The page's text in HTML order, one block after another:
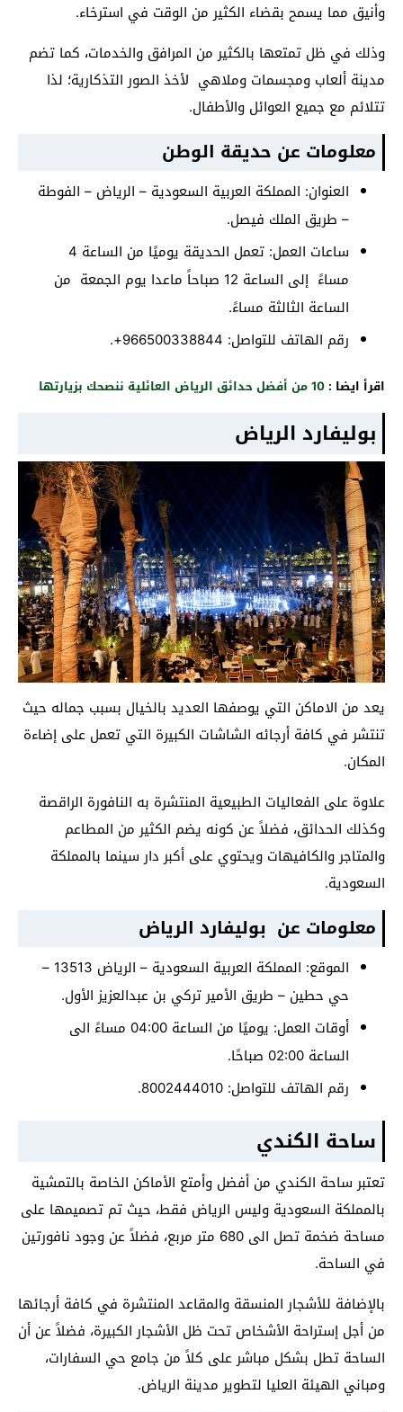
وأنيق مما يسمح بقضاء الكثير من الوقت في استرخاء.
وذلك في ظل تمتعها بالكثير من المرافق والخدمات، كما تضم
مدينة ألعاب ومجسمات وملاهي لأخذ الصور التذكارية؛ لذا
تتلائم مع جميع العوائل والأطفال.
معلومات عن حديقة الوطن
العنوان: المملكة العربية السعودية – الرياض – الفوطة
– طريق الملك فيصل.
ساعات العمل: تعمل الحديقة يوميًا من الساعة 4
مساءً إلى الساعة 12 صباحاً ماعدا يوم الجمعة من
الساعة الثالثة مساءً.
رقم الهاتف للتواصل: 966500338844+.
اقرأ ايضا :
بوليفارد الرياض
يعد من الاماكن التي يوصفها العديد بالخيال بسبب جماله حيث
تنتشر في كافة أرجائه الشاشات الكبيرة التي تعمل على إضاءة
المكان.
علاوة على الفعاليات الطبيعية المنتشرة به النافورة الراقصة
وكذلك الحدائق، فضلاً عن كونه يضم الكثير من المطاعم
والمتاجر والكافيهات ويحتوي على أكبر دار سينما بالمملكة
السعودية.
معلومات عن بوليفارد الرياض
الموقع: المملكة العربية السعودية – الرياض 13513 –
حي حطين – طريق الأمير تركي بن عبدالعزيز الأول.
أوقات العمل: يوميًا من الساعة 04:00 مساءً الى
الساعة 02:00 صباحًا.
رقم الهاتف للتواصل: 8002444010.
ساحة الكندي
تعتبر ساحة الكندي من أفضل وأمتع الأماكن الخاصة بالتمشية
بالمملكة السعودية وليس الرياض فقط، حيث تم تصميمها على
مساحة ضخمة تصل الى 680 متر مربع، فضلاً عن وجود نافورتين
في الساحة.
بالإضافة للأشجار المنسقة والمقاعد المنتشرة في كافة أرجائها
من أجل إستراحة الأشخاص تحت ظل الأشجار الكبيرة، فضلاً عن أن
الساحة تطل بشكل مباشر على كلاً من جامع حي السفارات،
ومباني الهيئة العليا لتطوير مدينة الرياض.